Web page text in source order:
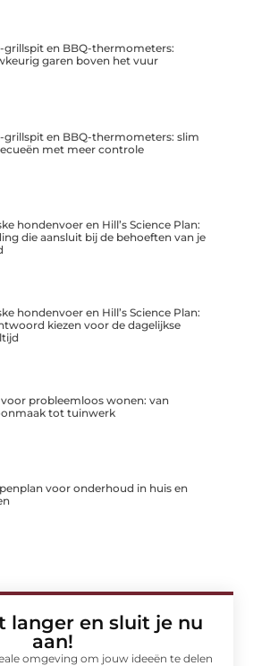
grillspit en BBQ-thermometers:
garen boven het vuur
grillspit en BBQ-thermometers: slim
met meer controle
hondenvoer en Hill’s Science Plan:
die aansluit bij de behoeften van je
hondenvoer en Hill’s Science Plan:
kiezen voor de dagelijkse
voor probleemloos wonen: van
tot tuinwerk
voor onderhoud in huis en
langer en sluit je nu
aan!
omgeving om jouw ideeën te delen